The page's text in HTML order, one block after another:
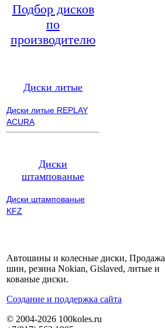
Подбор дисков
по
производителю
Диски литые
Диски литые REPLAY
ACURA
Диски
штампованые
Диски штампованые
KFZ
Автошины и колесные диски, Продажа
шин, резина Nokian, Gislaved, литые и
кованые диски.
Cоздание и поддержка сайта
© 2004-2026 100koles.ru